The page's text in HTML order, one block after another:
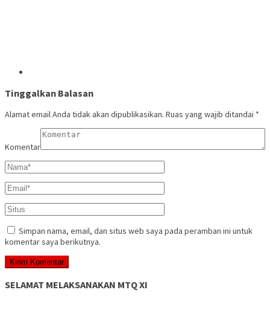
Tinggalkan Balasan
Alamat email Anda tidak akan dipublikasikan. Ruas yang wajib ditandai *
Komentar
Simpan nama, email, dan situs web saya pada peramban ini untuk
komentar saya berikutnya.
SELAMAT MELAKSANAKAN MTQ XI